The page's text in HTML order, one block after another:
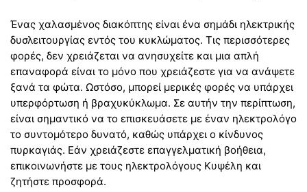
Ένας χαλασμένος διακόπτης είναι ένα σημάδι ηλεκτρικής
δυσλειτουργίας εντός του κυκλώματος. Τις περισσότερες
φορές, δεν χρειάζεται να ανησυχείτε και μια απλή
επαναφορά είναι το μόνο που χρειάζεστε για να ανάψετε
ξανά τα φώτα. Ωστόσο, μπορεί μερικές φορές να υπάρχει
υπερφόρτωση ή βραχυκύκλωμα. Σε αυτήν την περίπτωση,
είναι σημαντικό να το επισκευάσετε με έναν ηλεκτρολόγο
το συντομότερο δυνατό, καθώς υπάρχει ο κίνδυνος
πυρκαγιάς. Εάν χρειάζεστε επαγγελματική βοήθεια,
επικοινωνήστε με τους ηλεκτρολόγους Κυψέλη και
ζητήστε προσφορά.